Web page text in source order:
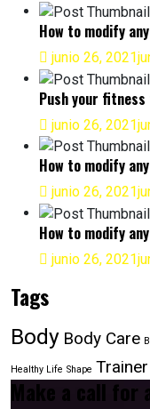
How to modify
junio 26, 2021
Push your
junio 26, 2021
How to modify
junio 26, 2021
How to modify
junio 26, 2021
Tags
Body Body Care
Healthy Life Shape Trainer
Make a call for